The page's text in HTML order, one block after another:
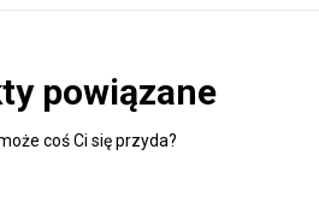
powiązane
coś Ci się przyda?